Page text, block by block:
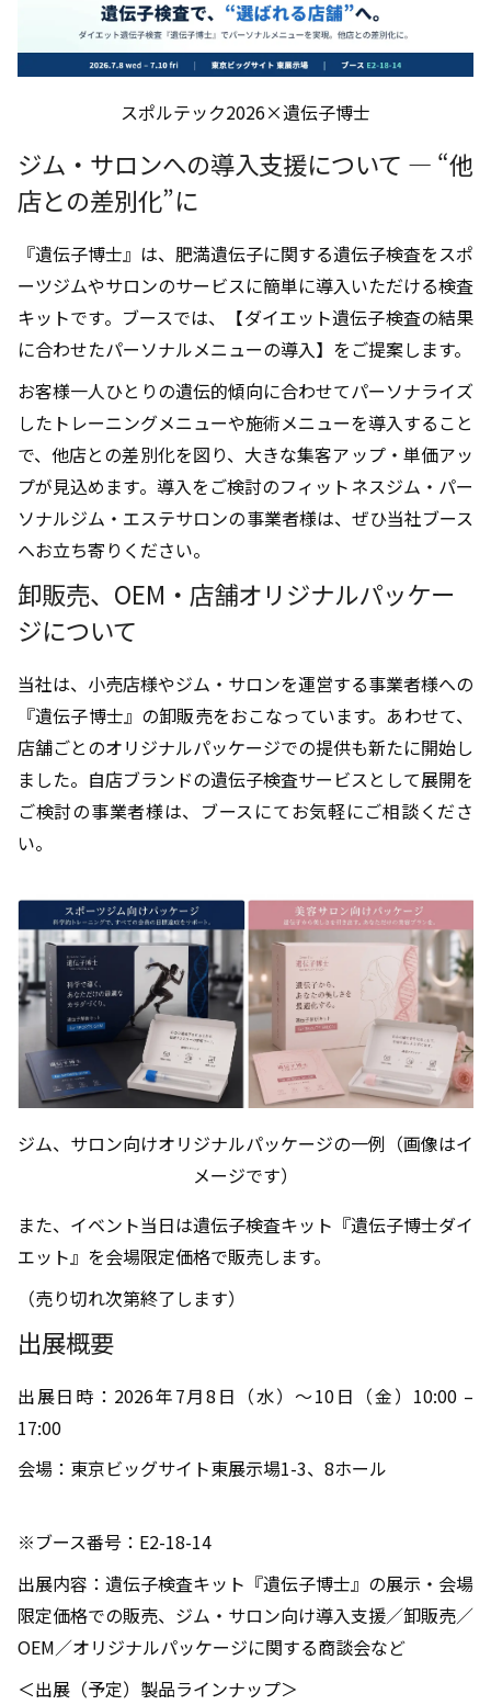
スポルテック2026×遺伝子博士
ジム・サロンへの導入支援について ― “他
店との差別化”に
『遺伝子博士』は、肥満遺伝子に関する遺伝子検査をスポ
ーツジムやサロンのサービスに簡単に導入いただける検査
キットです。ブースでは、【ダイエット遺伝子検査の結果
に合わせたパーソナルメニューの導入】をご提案します。
お客様一人ひとりの遺伝的傾向に合わせてパーソナライズ
したトレーニングメニューや施術メニューを導入すること
で、他店との差別化を図り、大きな集客アップ・単価アッ
プが見込めます。導入をご検討のフィットネスジム・パー
ソナルジム・エステサロンの事業者様は、ぜひ当社ブース
へお立ち寄りください。
卸販売、OEM・店舗オリジナルパッケー
ジについて
当社は、小売店様やジム・サロンを運営する事業者様への
『遺伝子博士』の卸販売をおこなっています。あわせて、
店舗ごとのオリジナルパッケージでの提供も新たに開始し
ました。自店ブランドの遺伝子検査サービスとして展開を
ご検討の事業者様は、ブースにてお気軽にご相談くださ
い。
ジム、サロン向けオリジナルパッケージの一例（画像はイ
メージです）
また、イベント当日は遺伝子検査キット『遺伝子博士ダイ
エット』を会場限定価格で販売します。
（売り切れ次第終了します）
出展概要
出展日時：2026年7月8日（水）～10日（金）10:00 –
17:00
会場：東京ビッグサイト東展示場1-3、8ホール
※ブース番号：E2-18-14
出展内容：遺伝子検査キット『遺伝子博士』の展示・会場
限定価格での販売、ジム・サロン向け導入支援／卸販売／
OEM／オリジナルパッケージに関する商談会など
＜出展（予定）製品ラインナップ＞